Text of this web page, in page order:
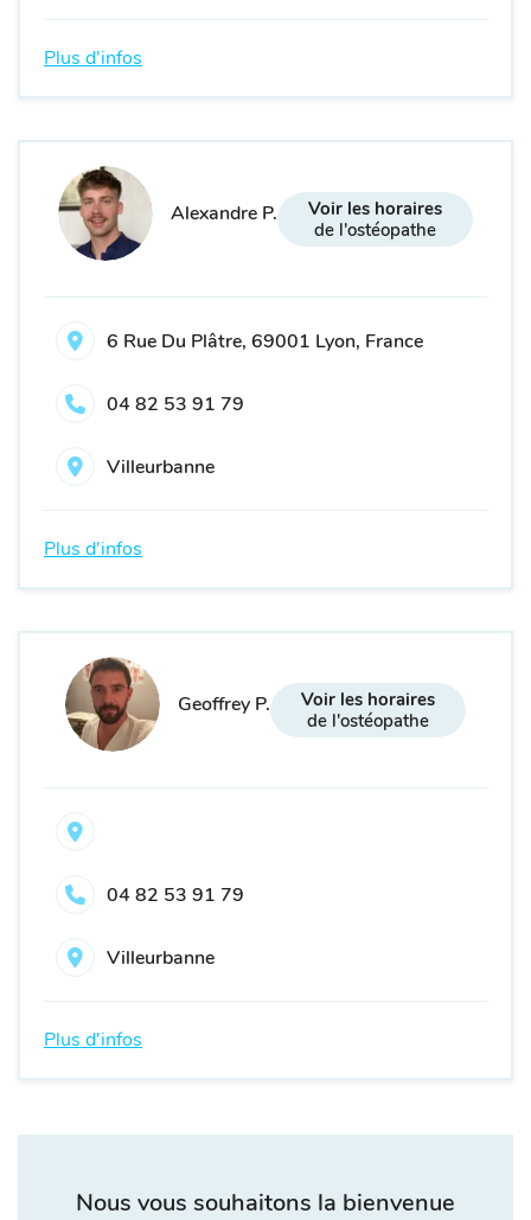
Plus d'infos
Alexandre P.
Voir les horaires
de l'ostéopathe
6 Rue Du Plâtre, 69001 Lyon, France
04 82 53 91 79
Villeurbanne
Plus d'infos
Geoffrey P.
Voir les horaires
de l'ostéopathe
04 82 53 91 79
Villeurbanne
Plus d'infos
Nous vous souhaitons la bienvenue